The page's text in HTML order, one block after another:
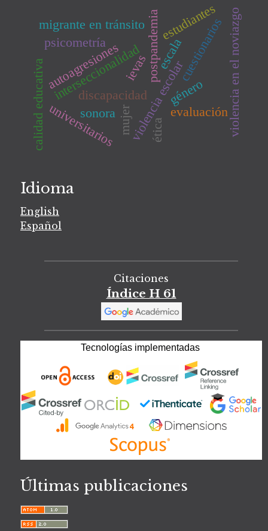
interseccionalidad género
discapacidadviolencia escolar
autoagresiones
universitarios
postpandemia violencia en el noviazgo
psicometría cuestionarios
estudiantes
calidad educativa evaluación
ievas escala
ética
migrante en tránsito
mujer
sonora
Idioma
English
Español
Citaciones
Índice H 61
Tecnologías implementadas
Últimas publicaciones